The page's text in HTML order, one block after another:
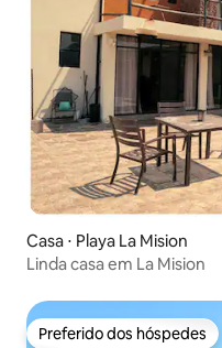
Casa ⋅ Playa La Mision
Linda casa em La Mision
Preferido dos hóspedes
Preferido dos hóspedes